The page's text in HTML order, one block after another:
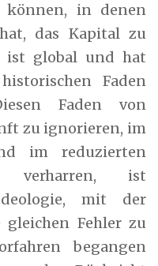
können, in denen
das Kapital zu
ist global und hat
Faden
Faden von
zu ignorieren, im
im reduzierten
ist
mit der
gleichen Fehler zu
begangen